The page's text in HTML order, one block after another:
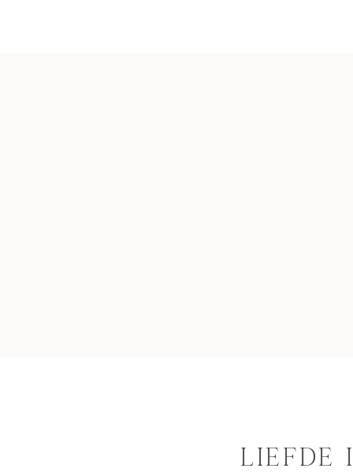
LIEFDE